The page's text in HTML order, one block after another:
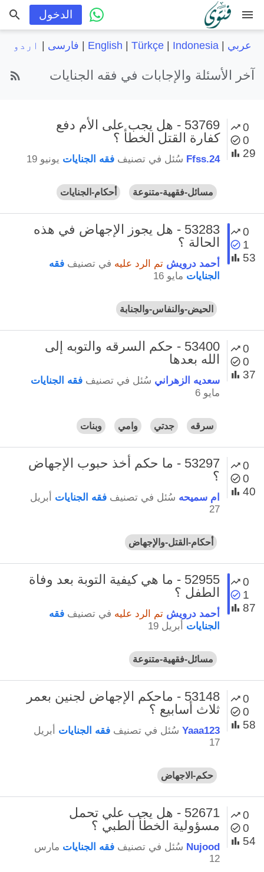
menu الدخول
عربي |
English Türkçe| Indonesia فارسی اردو
آخر الأسئلة والإجابات في فقه الجنايات
0
0
29
53769 - هل يجب على الأم دفع
كفارة القتل الخطأ ؟
Ffss.24 سُئل في تصنيف فقه الجنايات يونيو 19
مسائل-فقهية-متنوعة أحكام-الجنايات
0
1
53
53283 - هل يجوز الإجهاض في هذه
الحالة ؟
أحمد درويش تم الرد عليه في تصنيف فقه
الجنايات مايو 16
الحيض-والنفاس-والجنابة
0
0
37
53400 - حكم السرقه والتوبه إلى
الله بعدها
سعديه الزهراني سُئل في تصنيف فقه الجنايات
مايو 6
سرقه جدتي وامي وبنات
0
0
40
53297 - ما حكم أخذ حبوب الإجهاض
؟
ام سميحه سُئل في تصنيف فقه الجنايات
أبريل
27
أحكام-القتل-والإجهاض
0
1
87
52955 - ما هي كيفية التوبة بعد وفاة
الطفل ؟
أحمد درويش تم الرد عليه في تصنيف فقه
الجنايات
أبريل 19
مسائل-فقهية-متنوعة
0
0
58
53148 - ماحكم الإجهاض لجنين بعمر
ثلاث أسابيع ؟
Yaaa123 سُئل في تصنيف فقه الجنايات
أبريل
17
حكم-الاجهاض
0
0
54
52671 - هل يجب علي تحمل
مسؤولية الخطأ الطبي ؟
Nujood سُئل في تصنيف فقه الجنايات مارس
12